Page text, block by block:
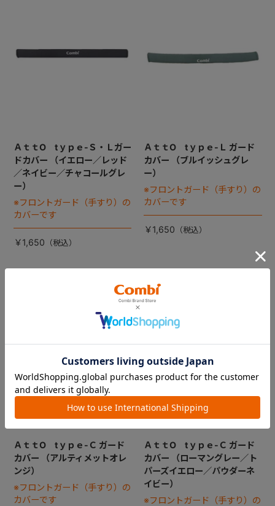
ＡｔｔO tｙｐｅ-Ｓ・Ｌガー
ドカバー （イエロー／レッド
／ネイビー／チャコールグレ
ー）
※フロントガード（手すり）の
カバーです
￥1,650
ＡｔｔO tｙｐｅ-Ｌ ガード
カバー （ブルイッシュグレ
ー）
※フロントガード（手すり）の
カバーです
￥1,650
ＡｔｔO tｙｐｅ-Ｃ ガード
カバー （アルティメットオレ
ンジ）
※フロントガード（手すり）の
カバーです
ＡｔｔO tｙｐｅ-Ｃ ガード
カバー （ローマングレー／ト
パーズイエロー／パウダーネ
イビー）
※フロントガード（手すり）の